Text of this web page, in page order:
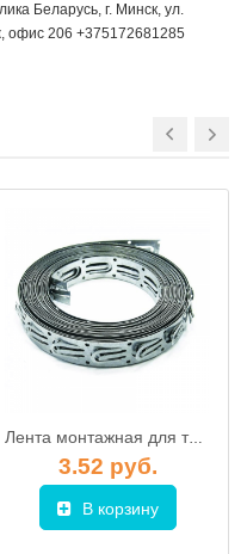
Беларусь, г. Минск, ул.
офис 206 +375172681285
Лента монтажная для теплых полов XBC1230 с зацепом
3.52 руб.
В корзину